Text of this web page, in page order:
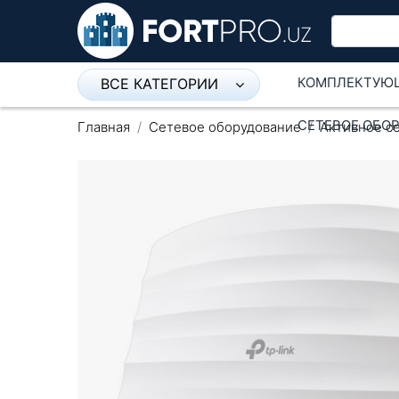
ВСЕ КАТЕГОРИИ
Микрофон СЕТЕВОЕ
Главная Сетевое оборудование Активное